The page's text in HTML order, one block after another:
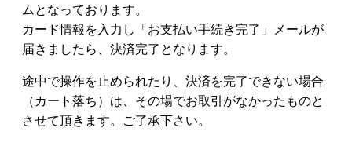
ムとなっております。
カード情報を入力し「お支払い手続き完了」メールが
届きましたら、決済完了となります。
途中で操作を止められたり、決済を完了できない場合
（カート落ち）は、その場でお取引がなかったものと
させて頂きます。ご了承下さい。